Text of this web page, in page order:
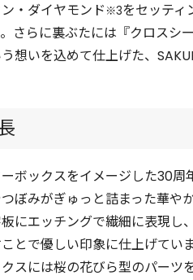
・ダイヤモンド ※3をセッティ
さらに裏ぶたには『クロスシ
想いを込めて仕上げた、
ボックスをイメージした30周
ぼみがぎゅっと詰まった華や
にエッチングで繊細に表現し
とで優しい印象に仕上げてい
スには桜の花びら型のパーツ